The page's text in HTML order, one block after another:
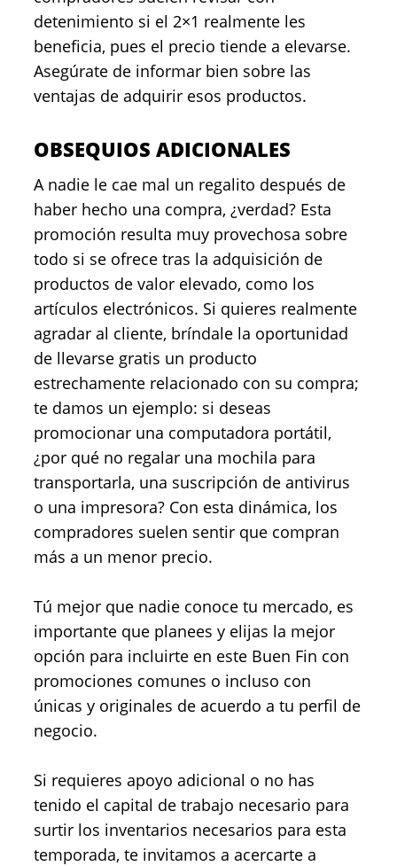
detenimiento si el 2×1 realmente les
beneficia, pues el precio tiende a elevarse.
Asegúrate de informar bien sobre las
ventajas de adquirir esos productos.
OBSEQUIOS ADICIONALES
A nadie le cae mal un regalito después de
haber hecho una compra, ¿verdad? Esta
promoción resulta muy provechosa sobre
todo si se ofrece tras la adquisición de
productos de valor elevado, como los
artículos electrónicos. Si quieres realmente
agradar al cliente, bríndale la oportunidad
de llevarse gratis un producto
estrechamente relacionado con su compra;
te damos un ejemplo: si deseas
promocionar una computadora portátil,
¿por qué no regalar una mochila para
transportarla, una suscripción de antivirus
o una impresora? Con esta dinámica, los
compradores suelen sentir que compran
más a un menor precio.
Tú mejor que nadie conoce tu mercado, es
importante que planees y elijas la mejor
opción para incluirte en este Buen Fin con
promociones comunes o incluso con
únicas y originales de acuerdo a tu perfil de
negocio.
Si requieres apoyo adicional o no has
tenido el capital de trabajo necesario para
surtir los inventarios necesarios para esta
temporada, te invitamos a acercarte a